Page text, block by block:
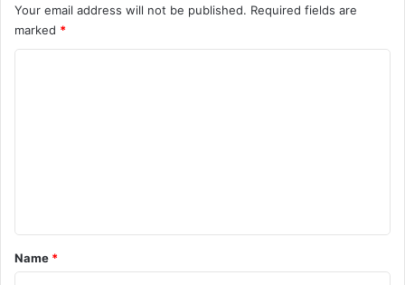
दी
ज
ब्त
Your email address will not be published. Required fields are
marked *
*
Name *